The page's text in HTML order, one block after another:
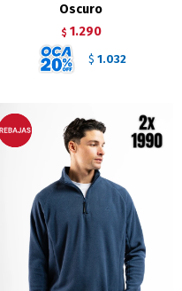
Oscuro
$ 1.290
$ 1.032